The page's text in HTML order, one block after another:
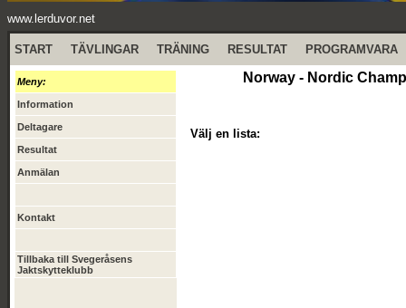
www.lerduvor.net
START TÄVLINGAR TRÄNING RESULTAT PROGRAMVARA
Meny:
Information
Deltagare
Resultat
Anmälan
Kontakt
Tillbaka till Svegeråsens
Jaktskytteklubb
Norway - Nordic
Välj en lista: